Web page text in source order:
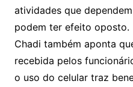
atividades que
podem ter efeito oposto.
Chadi também aponta
recebida pelos
o uso do celular traz